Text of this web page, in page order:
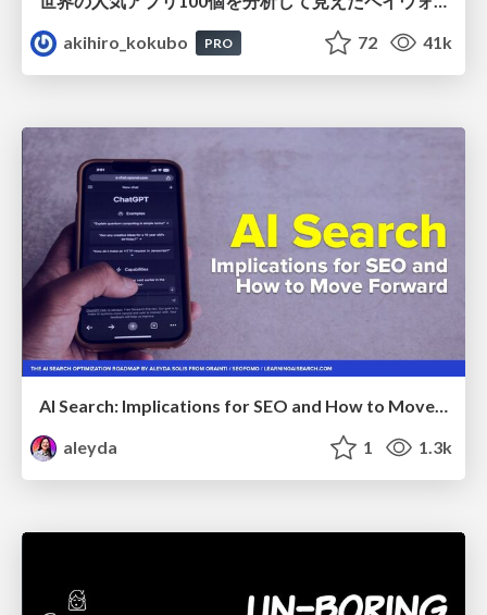
akihiro_kokubo
PRO 72 41k
AI Search: Implications for SEO and How to Move Forward - #ShenzhenSEOConference
aleyda
1 1.3k